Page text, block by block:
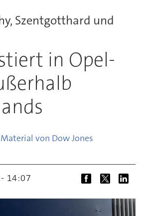
Szentgotthard und
in Opel-
von Dow Jones
- 14:07